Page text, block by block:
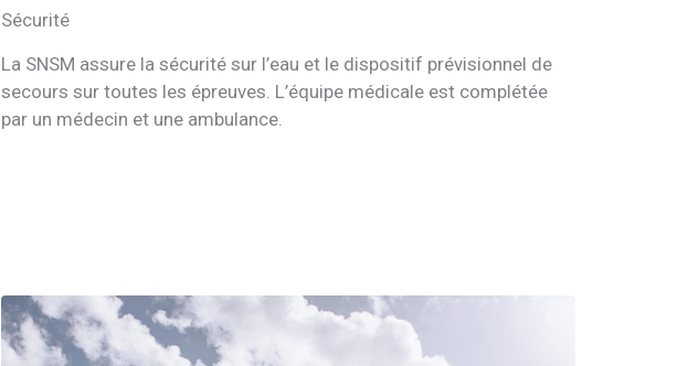
Sécurité
La SNSM assure la sécurité sur l’eau et le dispo­si­tif prévi­sion­nel de
secours sur toutes les épreuves. L’équipe médicale est complétée
par un médecin et une ambulance.